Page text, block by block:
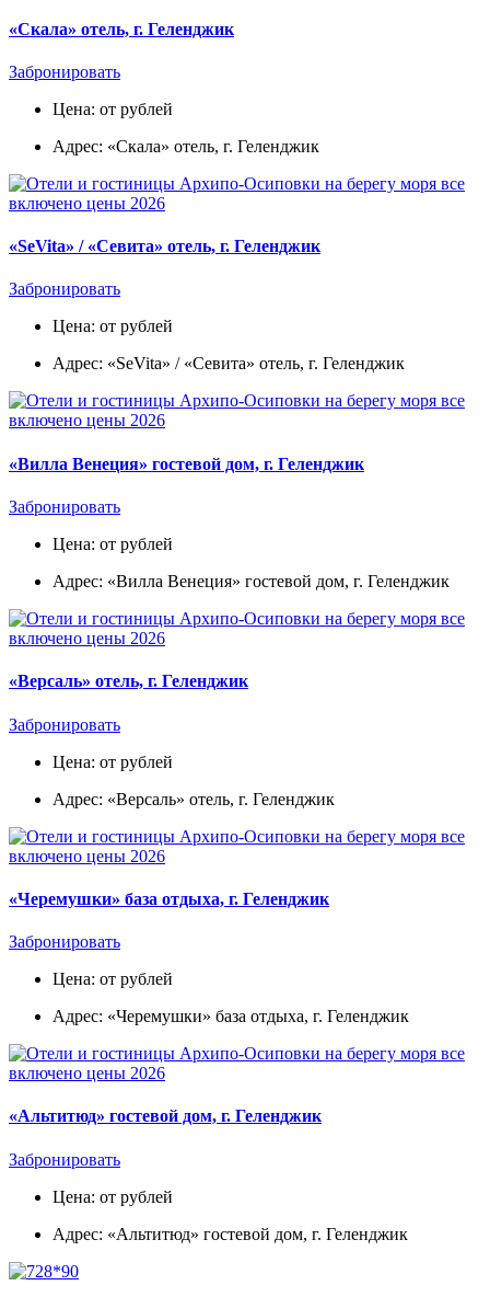
«Скала» отель, г. Геленджик
Забронировать
Цена: от рублей
Адрес: «Скала» отель, г. Геленджик
«SeVita» / «Севита» отель, г. Геленджик
Забронировать
Цена: от рублей
Адрес: «SeVita» / «Севита» отель, г. Геленджик
«Вилла Венеция» гостевой дом, г. Геленджик
Забронировать
Цена: от рублей
Адрес: «Вилла Венеция» гостевой дом, г. Геленджик
«Версаль» отель, г. Геленджик
Забронировать
Цена: от рублей
Адрес: «Версаль» отель, г. Геленджик
«Черемушки» база отдыха, г. Геленджик
Забронировать
Цена: от рублей
Адрес: «Черемушки» база отдыха, г. Геленджик
«Альтитюд» гостевой дом, г. Геленджик
Забронировать
Цена: от рублей
Адрес: «Альтитюд» гостевой дом, г. Геленджик